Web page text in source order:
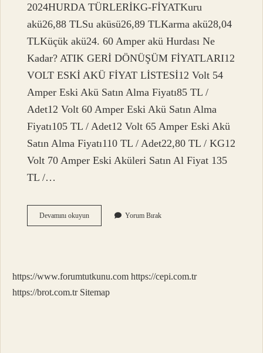
2024HURDA TÜRLERİKG-FİYATKuru
akü26,88 TLSu aküsü26,89 TLKarma akü28,04
TLKüçük akü24. 60 Amper akü Hurdası Ne
Kadar? ATIK GERİ DÖNÜŞÜM FİYATLARI12
VOLT ESKİ AKÜ FİYAT LİSTESİ12 Volt 54
Amper Eski Akü Satın Alma Fiyatı85 TL /
Adet12 Volt 60 Amper Eski Akü Satın Alma
Fiyatı105 TL / Adet12 Volt 65 Amper Eski Akü
Satın Alma Fiyatı110 TL / Adet22,80 TL / KG12
Volt 70 Amper Eski Aküleri Satın Al Fiyat 135
TL /…
Devamını okuyunEski
Akü
Yorum Bırak
https://www.forumtutkunu.com https://cepi.com.tr
https://brot.com.tr Sitemap